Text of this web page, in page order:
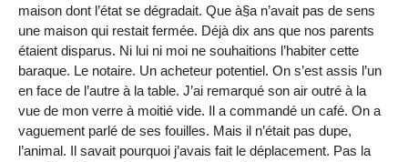
maison dont l’état se dégradait. Que à§a n’avait pas de sens
une maison qui restait fermée. Déjà dix ans que nos parents
étaient disparus. Ni lui ni moi ne souhaitions l’habiter cette
baraque. Le notaire. Un acheteur potentiel. On s’est assis l’un
en face de l’autre à la table. J’ai remarqué son air outré à la
vue de mon verre à moitié vide. Il a commandé un café. On a
vaguement parlé de ses fouilles. Mais il n’était pas dupe,
l’animal. Il savait pourquoi j’avais fait le déplacement. Pas la